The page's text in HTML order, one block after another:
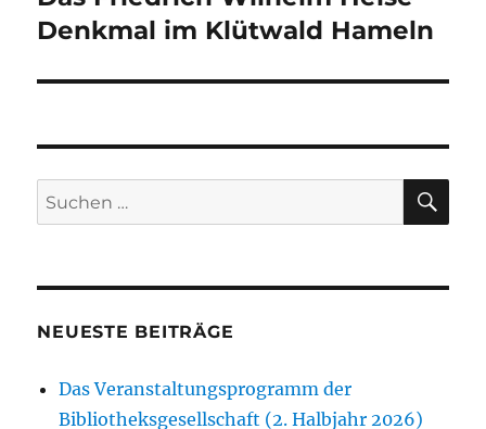
Denkmal im Klütwald Hameln
Suchen
nach:
NEUESTE BEITRÄGE
Das Veranstaltungsprogramm der
Bibliotheksgesellschaft (2. Halbjahr 2026)